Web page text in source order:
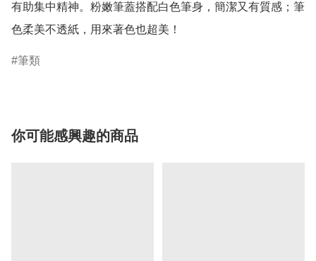
有助集中精神。粉嫩筆蓋搭配白色筆身，簡潔又有質感；筆
色柔美不透紙，用來著色也超美！
筆類
你可能感興趣的商品